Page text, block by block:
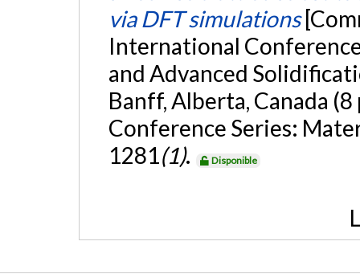
via DFT simulations
International
and Advanced
Banff, Alberta, Canada
Conference Series:
1281(1). Disponible